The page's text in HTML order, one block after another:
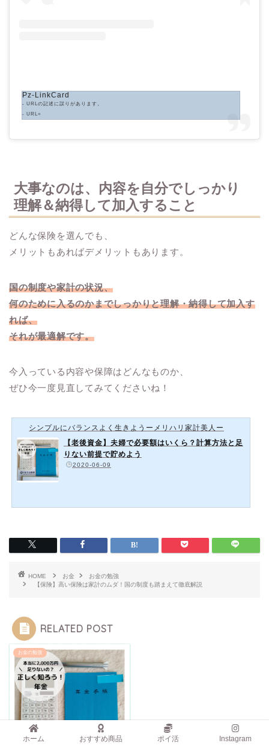
Pz-LinkCard
- URLの記述に誤りがあります。
- URL=
大事なのは、内容を自分でしっかり
理解＆納得して加入すること
どんな保険を選んでも、
メリットもあればデメリットもあります。
国の制度や家計の状況、
何のために入るのかまでしっかりと理解・納得して加入す
れば、
それが最適解です。
今入っている内容や保障はどんなものか、
ぜひ今一度見直してみてくださいね！
シンプルにバランスよく生きようーメリハリ家計美人ー
【老後資金】夫婦で必要額はいくら？計算方法と足
りない前提で貯めよう
2020-06-09
HOME お金
お金の勉強
【保険】高い保険は家計のムダ！国の制度も踏まえて徹底解説
RELATED POST
お金の勉強
ホーム おすすめ商品 ポイ活 Instagram